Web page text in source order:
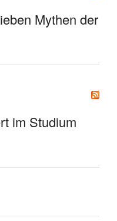
Mythen der
im Studium